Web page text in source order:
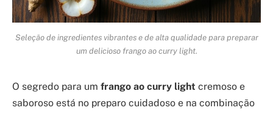
Seleção de ingredientes vibrantes e de alta qualidade para preparar
um delicioso frango ao curry light.
O segredo para um frango ao curry light cremoso e
saboroso está no preparo cuidadoso e na combinação